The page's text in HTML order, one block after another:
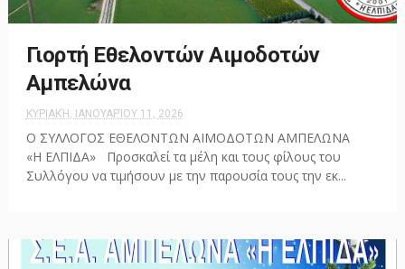
Γιορτή Εθελοντών Αιμοδοτών
Αμπελώνα
ΚΥΡΙΑΚΉ, ΙΑΝΟΥΑΡΊΟΥ 11, 2026
Ο ΣΥΛΛΟΓΟΣ ΕΘΕΛΟΝΤΩΝ ΑΙΜΟΔΟΤΩΝ ΑΜΠΕΛΩΝΑ
«Η ΕΛΠΙΔΑ» Προσκαλεί τα μέλη και τους φίλους του
Συλλόγου να τιμήσουν με την παρουσία τους την εκ...